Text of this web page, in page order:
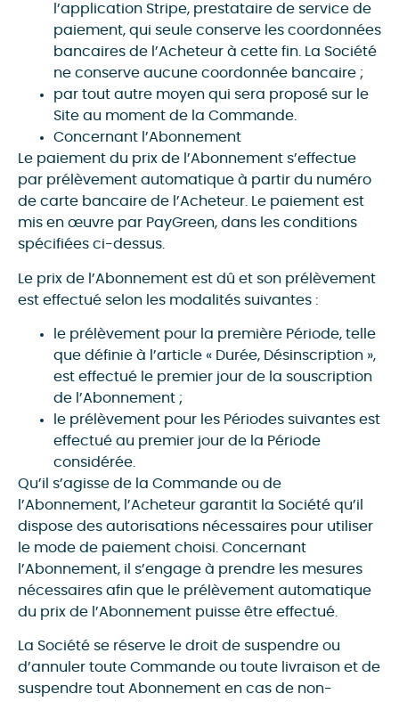
l’application Stripe, prestataire de service de
paiement, qui seule conserve les coordonnées
bancaires de l’Acheteur à cette fin. La Société
ne conserve aucune coordonnée bancaire ;
par tout autre moyen qui sera proposé sur le
Site au moment de la Commande.
Concernant l’Abonnement
Le paiement du prix de l’Abonnement s’effectue
par prélèvement automatique à partir du numéro
de carte bancaire de l’Acheteur. Le paiement est
mis en œuvre par PayGreen, dans les conditions
spécifiées ci-dessus.
Le prix de l’Abonnement est dû et son prélèvement
est effectué selon les modalités suivantes :
le prélèvement pour la première Période, telle
que définie à l’article « Durée, Désinscription »,
est effectué le premier jour de la souscription
de l’Abonnement ;
le prélèvement pour les Périodes suivantes est
effectué au premier jour de la Période
considérée.
Qu’il s’agisse de la Commande ou de
l’Abonnement, l’Acheteur garantit la Société qu’il
dispose des autorisations nécessaires pour utiliser
le mode de paiement choisi. Concernant
l’Abonnement, il s’engage à prendre les mesures
nécessaires afin que le prélèvement automatique
du prix de l’Abonnement puisse être effectué.
La Société se réserve le droit de suspendre ou
d’annuler toute Commande ou toute livraison et de
suspendre tout Abonnement en cas de non-